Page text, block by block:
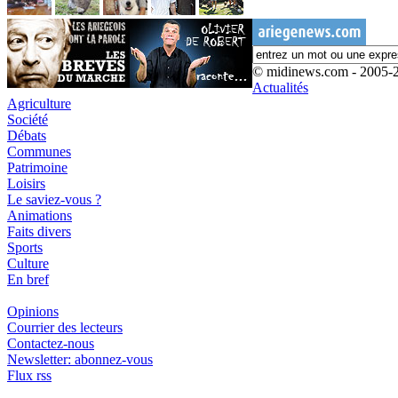
© midinews.com - 2005-
Actualités
Agriculture
Société
Débats
Communes
Patrimoine
Loisirs
Le saviez-vous ?
Animations
Faits divers
Sports
Culture
En bref
Opinions
Courrier des lecteurs
Contactez-nous
Newsletter: abonnez-vous
Flux rss